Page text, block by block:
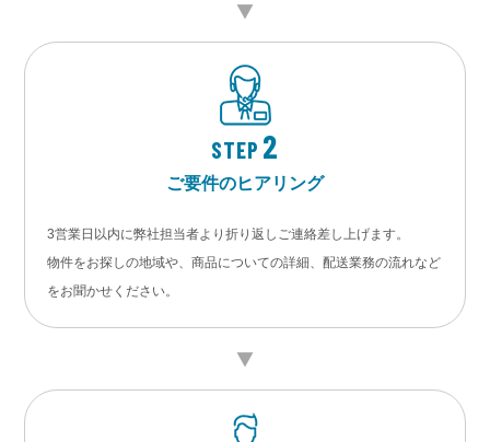
STEP 2
ご要件のヒアリング
3営業日以内に弊社担当者より折り返しご連絡差し上げます。
物件をお探しの地域や、商品についての詳細、配送業務の流れなど
をお聞かせください。